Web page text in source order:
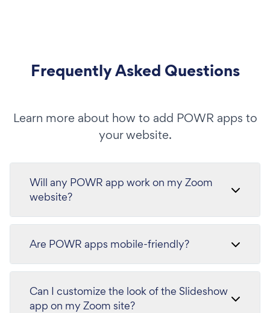
Frequently Asked Questions
Learn more about how to add POWR apps to
your website.
Will any POWR app work on my Zoom
website?
Are POWR apps mobile-friendly?
Can I customize the look of the Slideshow
app on my Zoom site?